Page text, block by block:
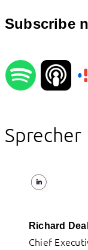
Subscribe
Sprecher
Richard
Chief